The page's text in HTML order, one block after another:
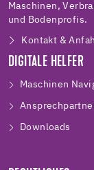
Maschinen,
und Bodenprofis.
Kontakt &
DIGITALE HELFER
Maschinen
Downloads